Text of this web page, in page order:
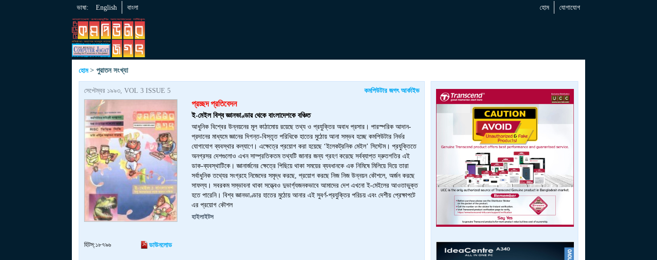
হোম যোগাযোগ
ভাষা: English বাংলা
হোম> পুরাতন সংখ্যা
সেপ্টেম্বর ১৯৯৩, VOL 3 ISSUE 5 কমপিউটার জগৎ আর্কাইভ
হিটস্:১৮৭৯৬ ডাউনলোড
প্রচ্ছদ প্রতিবেদন
ই-মেইল বিশ্ব জ্ঞানভাণ্ডার থেকে বাংলাদেশকে বঞ্চিত
আধুনিক বিশ্বের উন্নয়নের মূল কাঠামোয় রয়েছে তথ্য ও প্রযুক্তির অবাধ প্রসার। পারস্পরিক আদান-
প্রদানের মাধ্যমে জ্ঞানের দিগন্ত-বিস্তৃত পরিধিকে হাতের মুঠোয় আনা সম্ভব হচ্ছে কমপিউটার নির্ভর
যোগাযোগ ব্যবস্থার কল্যাণে। এক্ষেত্রে প্রয়োগ করা হয়েছে ‘ইলেকট্রনিক মেইল’ সিস্টেম। প্রযুক্তিতে
অনগ্রসর দেশগুলোও এখন সাম্প্রতিকতম তথ্যটি জানার জন্য গ্রহণ করেছে সর্বব্যাপ্ত দ্রুতগতির এই
ডাক-ব্যবস্থাটিকে। জ্ঞানার্জনের ক্ষেত্রে পিছিয়ে থাকা সময়ের ব্যবধানকে এক নিমিষে মিলিয়ে দিয়ে তারা
সর্বাধুনিক তথ্যের সংগ্রহে নিজেদের সমৃদ্ধ করছে, প্রয়োগ করছে নিজ নিজ উন্নয়ন কৌশলে, অর্জন করছে
সাফল্য। সবরকম সম্ভাবনা থাকা সত্ত্বেও দুভার্গ্যজনকভাবে আমাদের দেশ এখনো ই-মেইলের আওতাভুক্ত
হতে পারেনি। বিশ্ব জ্ঞানভাণ্ডার হাতের মুঠোয় আনার এই সুবর্ণ-প্রযুক্তির পরিচয় এবং দেশীয় প্রেক্ষাপটে
এর প্রয়োগ কৌশল
হাইলাইটস